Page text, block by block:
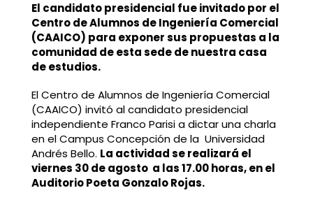
El candidato presidencial fue invitado por el
Centro de Alumnos de Ingeniería Comercial
(CAAICO) para exponer sus propuestas a la
comunidad de esta sede de nuestra casa
de estudios.
El Centro de Alumnos de Ingeniería Comercial
(CAAICO) invitó al candidato presidencial
independiente Franco Parisi a dictar una charla
en el Campus Concepción de la Universidad
Andrés Bello. La actividad se realizará el
viernes 30 de agosto a las 17.00 horas, en el
Auditorio Poeta Gonzalo Rojas.